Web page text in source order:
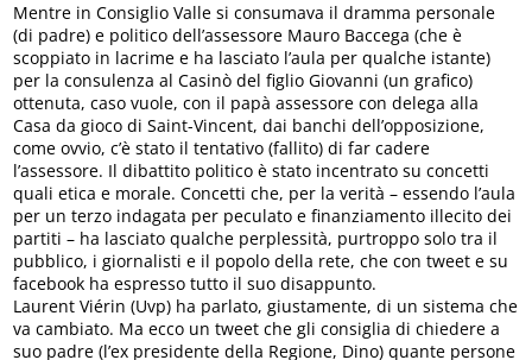
Mentre in Consiglio Valle si consumava il dramma personale
(di padre) e politico dell’assessore Mauro Baccega (che è
scoppiato in lacrime e ha lasciato l’aula per qualche istante)
per la consulenza al Casinò del figlio Giovanni (un grafico)
ottenuta, caso vuole, con il papà assessore con delega alla
Casa da gioco di Saint-Vincent, dai banchi dell’opposizione,
come ovvio, c’è stato il tentativo (fallito) di far cadere
l’assessore. Il dibattito politico è stato incentrato su concetti
quali etica e morale. Concetti che, per la verità – essendo l’aula
per un terzo indagata per peculato e finanziamento illecito dei
partiti – ha lasciato qualche perplessità, purtroppo solo tra il
pubblico, i giornalisti e il popolo della rete, che con tweet e su
facebook ha espresso tutto il suo disappunto.
Laurent Viérin (Uvp) ha parlato, giustamente, di un sistema che
va cambiato. Ma ecco un tweet che gli consiglia di chiedere a
suo padre (l’ex presidente della Regione, Dino) quante persone